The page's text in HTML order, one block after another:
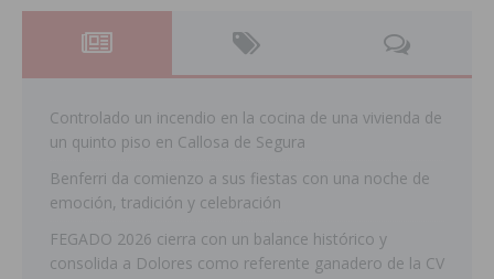
Controlado un incendio en la cocina de una vivienda de
un quinto piso en Callosa de Segura
Benferri da comienzo a sus fiestas con una noche de
emoción, tradición y celebración
FEGADO 2026 cierra con un balance histórico y
consolida a Dolores como referente ganadero de la CV